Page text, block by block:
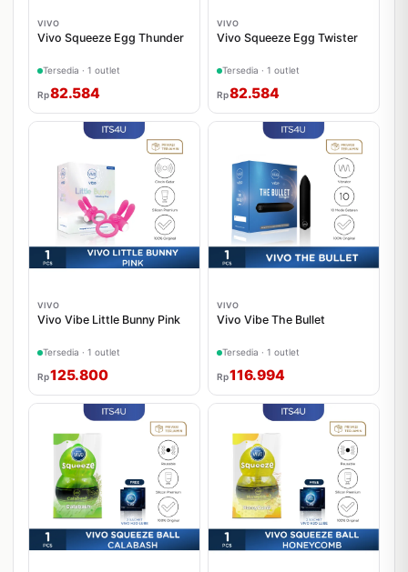
VIVO
Vivo Squeeze Egg Thunder
Tersedia · 1 outlet
Rp82.584
VIVO
Vivo Squeeze Egg Twister
Tersedia · 1 outlet
Rp82.584
VIVO
Vivo Vibe Little Bunny Pink
Tersedia · 1 outlet
Rp125.800
VIVO
Vivo Vibe The Bullet
Tersedia · 1 outlet
Rp116.994